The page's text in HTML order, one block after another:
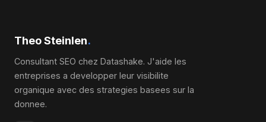
Theo Steinlen.
Consultant SEO chez Datashake. J'aide les
entreprises a developper leur visibilite
organique avec des strategies basees sur la
donnee.